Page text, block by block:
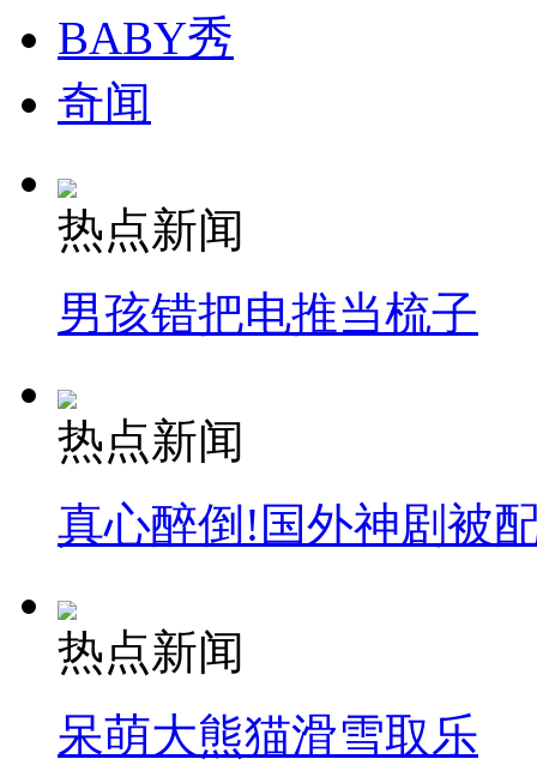
走！跟着总书记去植树
消防员救轻生者
纽约上演“枕头大战”
司机酒驾遇交警 急速倒车逃窜
BABY秀
奇闻
热点新闻
男孩错把电推当梳子
热点新闻
真心醉倒!国外神剧被
热点新闻
呆萌大熊猫滑雪取乐